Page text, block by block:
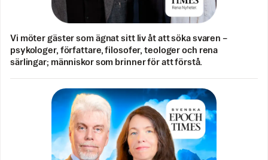
Vi möter gäster som ägnat sitt liv åt att söka svaren –
psykologer, författare, filosofer, teologer och rena
särlingar; människor som brinner för att förstå.